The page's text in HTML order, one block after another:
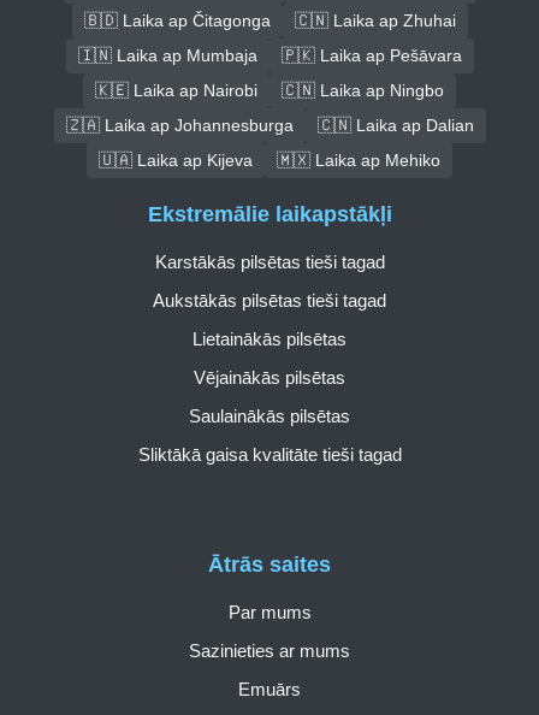
🇧🇩 Laika ap Čitagonga
🇨🇳 Laika ap Zhuhai
🇮🇳 Laika ap Mumbaja
🇵🇰 Laika ap Pešāvara
🇰🇪 Laika ap Nairobi
🇨🇳 Laika ap Ningbo
🇿🇦 Laika ap Johannesburga
🇨🇳 Laika ap Dalian
🇺🇦 Laika ap Kijeva
🇲🇽 Laika ap Mehiko
Ātrās saites
Par mums
Sazinieties ar mums
Emuārs
Ekstremālie laikapstākļi
Karstākās pilsētas tieši tagad
Aukstākās pilsētas tieši tagad
Lietainākās pilsētas
Vējainākās pilsētas
Saulainākās pilsētas
Sliktākā gaisa kvalitāte tieši tagad